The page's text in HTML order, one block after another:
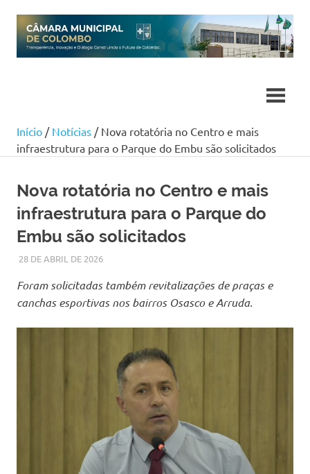
content
Início / Notícias / Nova rotatória no Centro e mais
infraestrutura para o Parque do Embu são solicitados
Nova rotatória no Centro e mais
infraestrutura para o Parque do
Embu são solicitados
28 DE ABRIL DE 2026LARISSA TURKO
NOTÍCIAS
Foram solicitadas também revitalizações de praças e
canchas esportivas nos bairros Osasco e Arruda.